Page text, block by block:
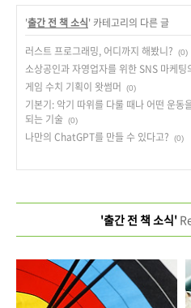
'출간 전 책 소식' 카테고리의 다른 글
러스트 프로그래밍, 어디까지 해봤니?
(0)
소상공인과 자영업자를 위한 SNS 마케팅
게임 수치 기획이 왓썸머 (0)
기본기: 악기 따위를 다룰 때나 어떤 운동
되는 기술 (0)
나만의 ChatGPT를 만들 수 있다고? (0)
'출간 전 책 소식'